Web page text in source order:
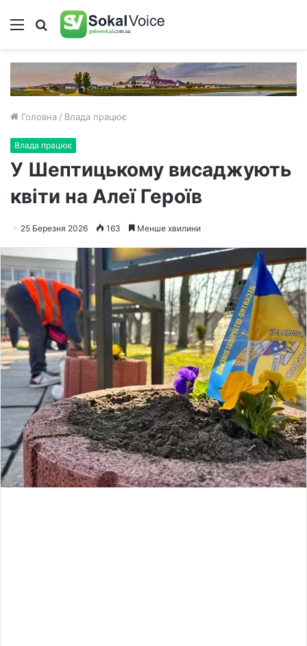
Меню Пошук
Головна / Влада працює
Влада працює
У Шептицькому висаджують
квіти на Алеї Героїв
25 Березня 2026 163 Менше хвилини